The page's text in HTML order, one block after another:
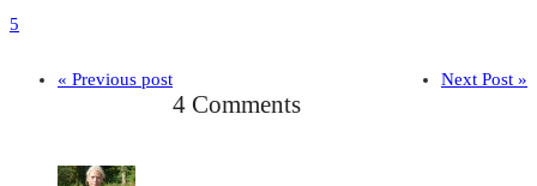
5
« Previous post Next Post »
4 Comments